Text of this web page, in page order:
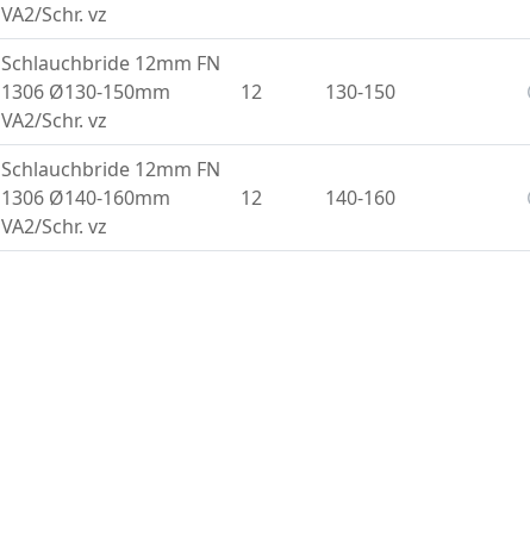
VA2/Schr. vz
Schlauchbride 12mm FN
1306 Ø130-150mm
VA2/Schr. vz
12 130-150
Schlauchbride 12mm FN
1306 Ø140-160mm
VA2/Schr. vz
12 140-160